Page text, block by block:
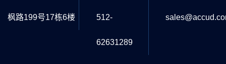
枫路199号17栋6楼 512-
62631289